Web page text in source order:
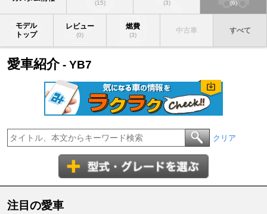
(15) (3) (6)
モデル
トップ
レビュー
(0)
燃費
(3)
中古車 すべて
愛車紹介- YB7
クリア
注目の愛車